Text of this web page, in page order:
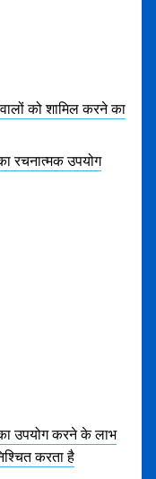
को शामिल करने का
रचनात्मक उपयोग
उपयोग करने के लाभ
करता है